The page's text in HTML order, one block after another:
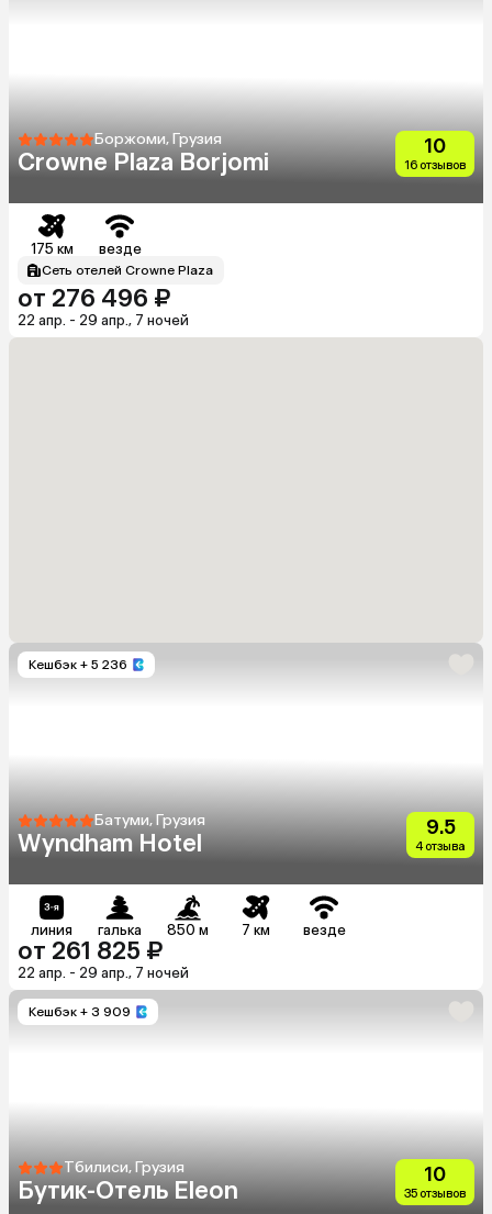
Боржоми, Грузия
Crowne Plaza Borjomi
10
16 отзывов
175 км везде
Сеть отелей Crowne Plaza
от 276 496 ₽
22 апр. - 29 апр., 7 ночей
Кешбэк + 5 236
Батуми, Грузия
Wyndham Hotel
9.5
4 отзыва
линия галька 850 м 7 км везде
от 261 825 ₽
22 апр. - 29 апр., 7 ночей
Кешбэк + 3 909
Тбилиси, Грузия
Бутик-Отель Eleon
10
35 отзывов